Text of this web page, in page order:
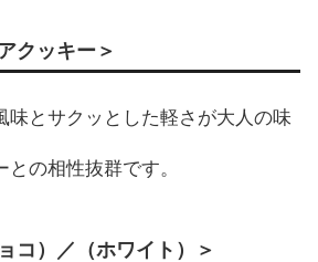
クッキー＞
味とサクッとした軽さが大人の味
の相性抜群です。
コ）／（ホワイト）＞